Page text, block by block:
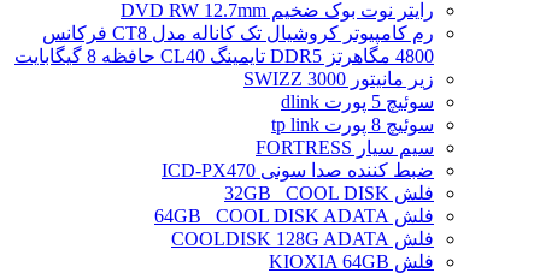
رایتر نوت بوک ضخیم DVD RW 12.7mm
رم کامپیوتر کروشیال تک کاناله مدل CT8 فرکانس
4800 مگاهرتز DDR5 تایمینگ CL40 حافظه 8 گیگابایت
زیر مانیتور SWIZZ 3000
سوئیچ 5 پورت dlink
سوئیچ 8 پورت tp link
سیم سیار FORTRESS
ضبط کننده صدا سونی ICD-PX470
فلش 32GB _COOL DISK
فلش 64GB _COOL DISK ADATA
فلش COOLDISK 128G ADATA
فلش KIOXIA 64GB